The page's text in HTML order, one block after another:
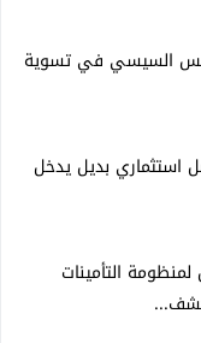
السيسي في تسوية
استثماري بديل يدخل
التأمينات